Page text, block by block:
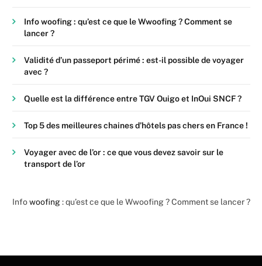
Info woofing : qu’est ce que le Wwoofing ? Comment se
lancer ?
Validité d’un passeport périmé : est-il possible de voyager
avec ?
Quelle est la différence entre TGV Ouigo et InOui SNCF ?
Top 5 des meilleures chaines d’hôtels pas chers en France !
Voyager avec de l’or : ce que vous devez savoir sur le
transport de l’or
Infowoofing: qu’est ce que le Wwoofing ? Comment se lancer ?